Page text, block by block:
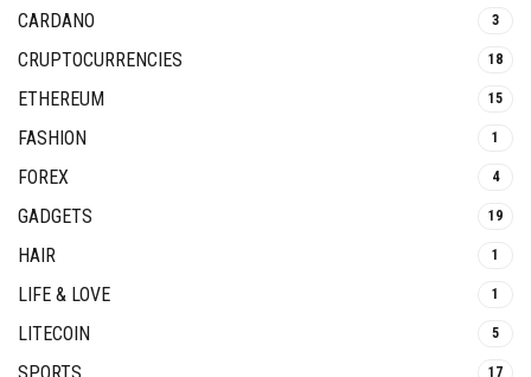
CARDANO 3
CRUPTOCURRENCIES 18
ETHEREUM 15
FASHION 1
FOREX 4
GADGETS 19
HAIR 1
LIFE & LOVE 1
LITECOIN 5
17